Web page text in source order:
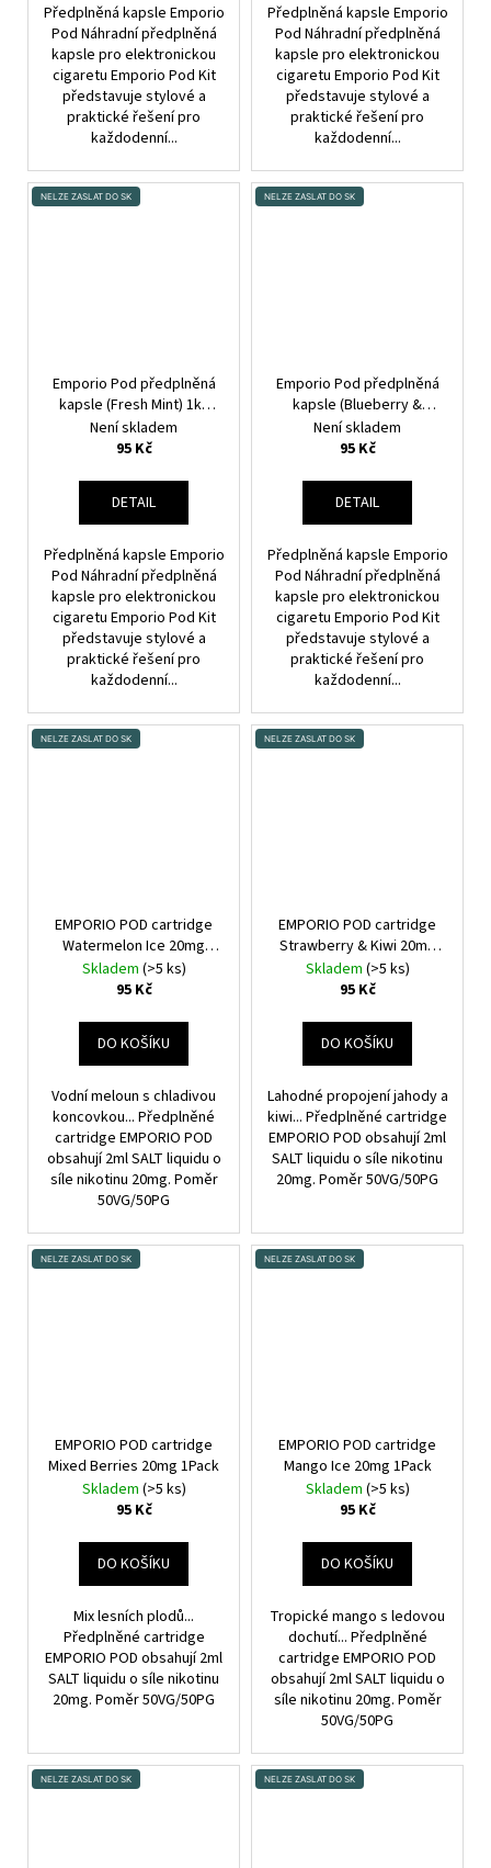
Předplněná kapsle Emporio
Pod Náhradní předplněná
kapsle pro elektronickou
cigaretu Emporio Pod Kit
představuje stylové a
praktické řešení pro
každodenní...
Předplněná kapsle Emporio
Pod Náhradní předplněná
kapsle pro elektronickou
cigaretu Emporio Pod Kit
představuje stylové a
praktické řešení pro
každodenní...
NELZE ZASLAT DO SK
Emporio Pod předplněná
kapsle (Fresh Mint) 1ks
20mg
Není skladem
95 Kč
DETAIL
Předplněná kapsle Emporio
Pod Náhradní předplněná
kapsle pro elektronickou
cigaretu Emporio Pod Kit
představuje stylové a
praktické řešení pro
každodenní...
NELZE ZASLAT DO SK
Emporio Pod předplněná
kapsle (Blueberry &
Raspberry) 1ks 20mg
Není skladem
95 Kč
DETAIL
Předplněná kapsle Emporio
Pod Náhradní předplněná
kapsle pro elektronickou
cigaretu Emporio Pod Kit
představuje stylové a
praktické řešení pro
každodenní...
NELZE ZASLAT DO SK
EMPORIO POD cartridge
Watermelon Ice 20mg
1Pack
Skladem (>5 ks)
95 Kč
DO KOŠÍKU
Vodní meloun s chladivou
koncovkou... Předplněné
cartridge EMPORIO POD
obsahují 2ml SALT liquidu o
síle nikotinu 20mg. Poměr
50VG/50PG
NELZE ZASLAT DO SK
EMPORIO POD cartridge
Strawberry & Kiwi 20mg
1Pack
Skladem (>5 ks)
95 Kč
DO KOŠÍKU
Lahodné propojení jahody a
kiwi... Předplněné cartridge
EMPORIO POD obsahují 2ml
SALT liquidu o síle nikotinu
20mg. Poměr 50VG/50PG
NELZE ZASLAT DO SK
EMPORIO POD cartridge
Mixed Berries 20mg 1Pack
Skladem (>5 ks)
95 Kč
DO KOŠÍKU
Mix lesních plodů...
Předplněné cartridge
EMPORIO POD obsahují 2ml
SALT liquidu o síle nikotinu
20mg. Poměr 50VG/50PG
NELZE ZASLAT DO SK
EMPORIO POD cartridge
Mango Ice 20mg 1Pack
Skladem (>5 ks)
95 Kč
DO KOŠÍKU
Tropické mango s ledovou
dochutí... Předplněné
cartridge EMPORIO POD
obsahují 2ml SALT liquidu o
síle nikotinu 20mg. Poměr
50VG/50PG
NELZE ZASLAT DO SK NELZE ZASLAT DO SK